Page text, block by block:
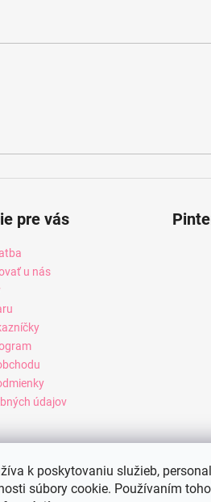
k poskytovaniu služieb,
súbory cookie. Používaním
pre vás
u nás
údajov